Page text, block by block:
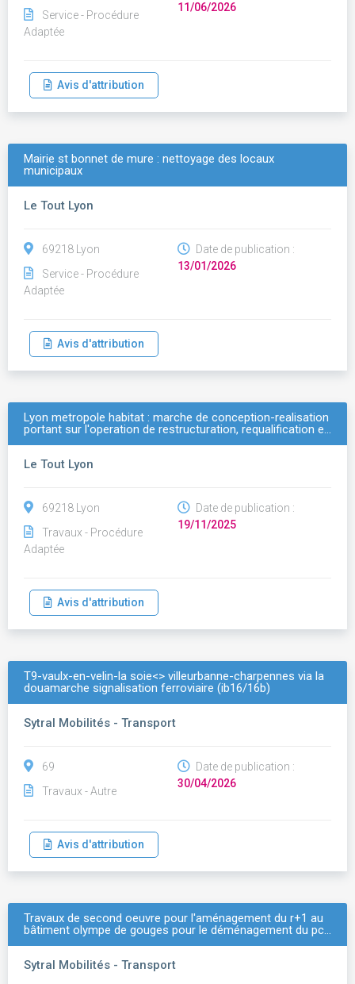
Service - Procédure
Adaptée
11/06/2026
Avis d'attribution
Mairie st bonnet de mure : nettoyage des locaux
municipaux
Le Tout Lyon
69218 Lyon
Service - Procédure
Adaptée
Date de publication :
13/01/2026
Avis d'attribution
Lyon metropole habitat : marche de conception-realisation
portant sur l'operation de restructuration, requalification e…
Le Tout Lyon
69218 Lyon
Travaux - Procédure
Adaptée
Date de publication :
19/11/2025
Avis d'attribution
T9-vaulx-en-velin-la soie<> villeurbanne-charpennes via la
douamarche signalisation ferroviaire (ib16/16b)
Sytral Mobilités - Transport
69
Travaux - Autre
Date de publication :
30/04/2026
Avis d'attribution
Travaux de second oeuvre pour l'aménagement du r+1 au
bâtiment olympe de gouges pour le déménagement du pc…
Sytral Mobilités - Transport